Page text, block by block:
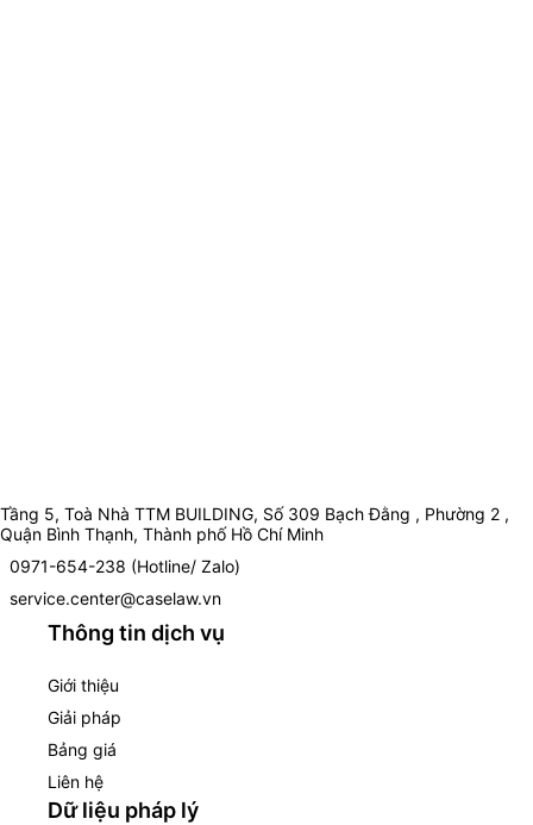
Tầng 5, Toà Nhà TTM BUILDING, Số 309 Bạch Đằng , Phường 2 ,
Quận Bình Thạnh, Thành phố Hồ Chí Minh
0971-654-238 (Hotline/ Zalo)
service.center@caselaw.vn
Thông tin dịch vụ
Giới thiệu
Giải pháp
Bảng giá
Liên hệ
Dữ liệu pháp lý